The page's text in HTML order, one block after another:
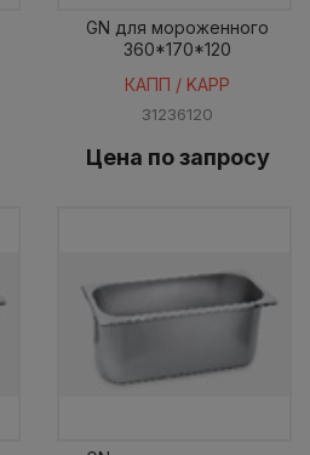
GN для мороженного
360*170*120
КАПП / KAPP
31236120
Цена по запросу